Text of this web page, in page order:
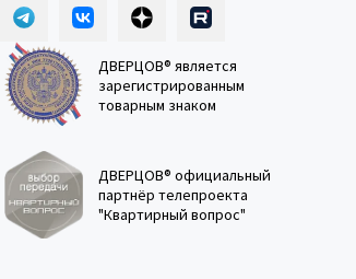
ДВЕРЦОВ® является
зарегистрированным
товарным знаком
ДВЕРЦОВ® официальный
партнёр телепроекта
"Квартирный вопрос"